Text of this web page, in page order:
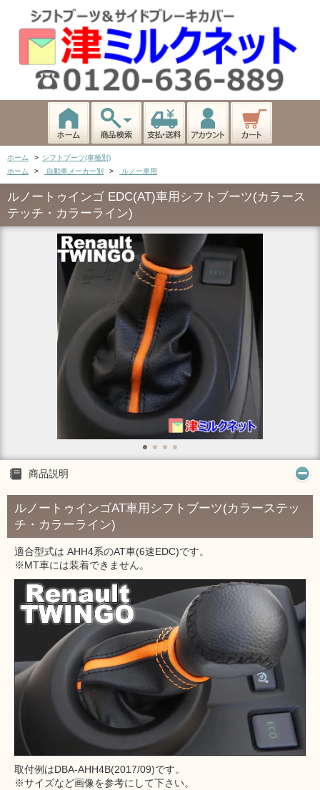
ホーム > シフトブーツ(車種別)
ホーム
> 自動車メーカー別 > ルノー車用
ルノートゥインゴ EDC(AT)車用シフトブーツ(カラース
テッチ・カラーライン)
商品説明
ルノートゥインゴAT車用シフトブーツ(カラーステッ
チ・カラーライン)
適合型式は AHH4系のAT車(6速EDC)です。
※MT車には装着できません。
取付例はDBA-AHH4B(2017/09)です。
※サイズなど画像を参考にして下さい。